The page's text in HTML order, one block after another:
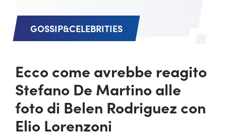
GOSSIP&CELEBRITIES
Ecco come avrebbe reagito
Stefano De Martino alle
foto di Belen Rodriguez con
Elio Lorenzoni